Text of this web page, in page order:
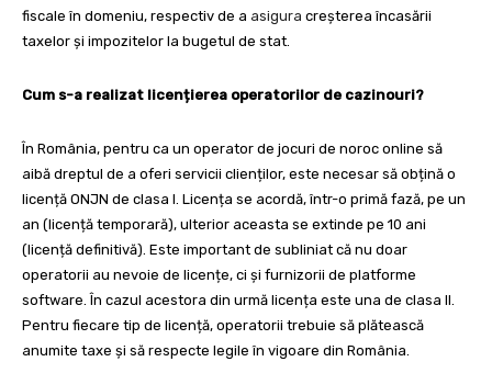
fiscale în domeniu, respectiv de a asigura creșterea încasării
taxelor și impozitelor la bugetul de stat.
Cum s-a realizat licențierea operatorilor de cazinouri?
În România, pentru ca un operator de jocuri de noroc online să
aibă dreptul de a oferi servicii clienților, este necesar să obțină o
licență ONJN de clasa I. Licența se acordă, într-o primă fază, pe un
an (licență temporară), ulterior aceasta se extinde pe 10 ani
(licență definitivă). Este important de subliniat că nu doar
operatorii au nevoie de licențe, ci și furnizorii de platforme
software. În cazul acestora din urmă licența este una de clasa II.
Pentru fiecare tip de licență, operatorii trebuie să plătească
anumite taxe și să respecte legile în vigoare din România.